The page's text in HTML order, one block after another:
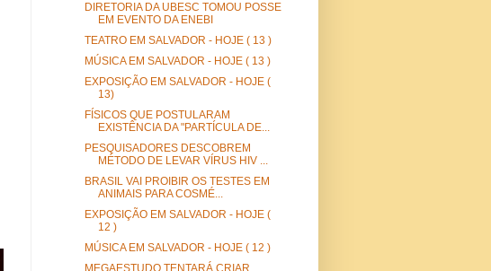
DIRETORIA DA UBESC TOMOU POSSE
EM EVENTO DA ENEBI
TEATRO EM SALVADOR - HOJE ( 13 )
MÚSICA EM SALVADOR - HOJE ( 13 )
EXPOSIÇÃO EM SALVADOR - HOJE (
13)
FÍSICOS QUE POSTULARAM
EXISTÊNCIA DA "PARTÍCULA DE...
PESQUISADORES DESCOBREM
MÉTODO DE LEVAR VÍRUS HIV ...
BRASIL VAI PROIBIR OS TESTES EM
ANIMAIS PARA COSMÉ...
EXPOSIÇÃO EM SALVADOR - HOJE (
12 )
MÚSICA EM SALVADOR - HOJE ( 12 )